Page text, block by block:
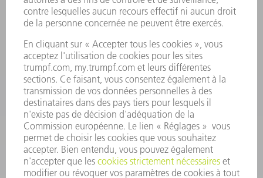
CONTACT
Outillages
01 48 17 37 73
Lun - Jeu 08:00h - 16:30h
Ven 08:00h - 12:30h
outillages@fr.TRUMPF.com
CONTACT
Pièces Détachées
01 48 17 37 57
Lun – Ven 8:30h - 17:30h
pieces.detachees@trumpf.com